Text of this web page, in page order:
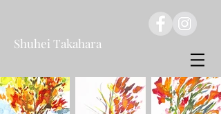
Shuhei Takahara